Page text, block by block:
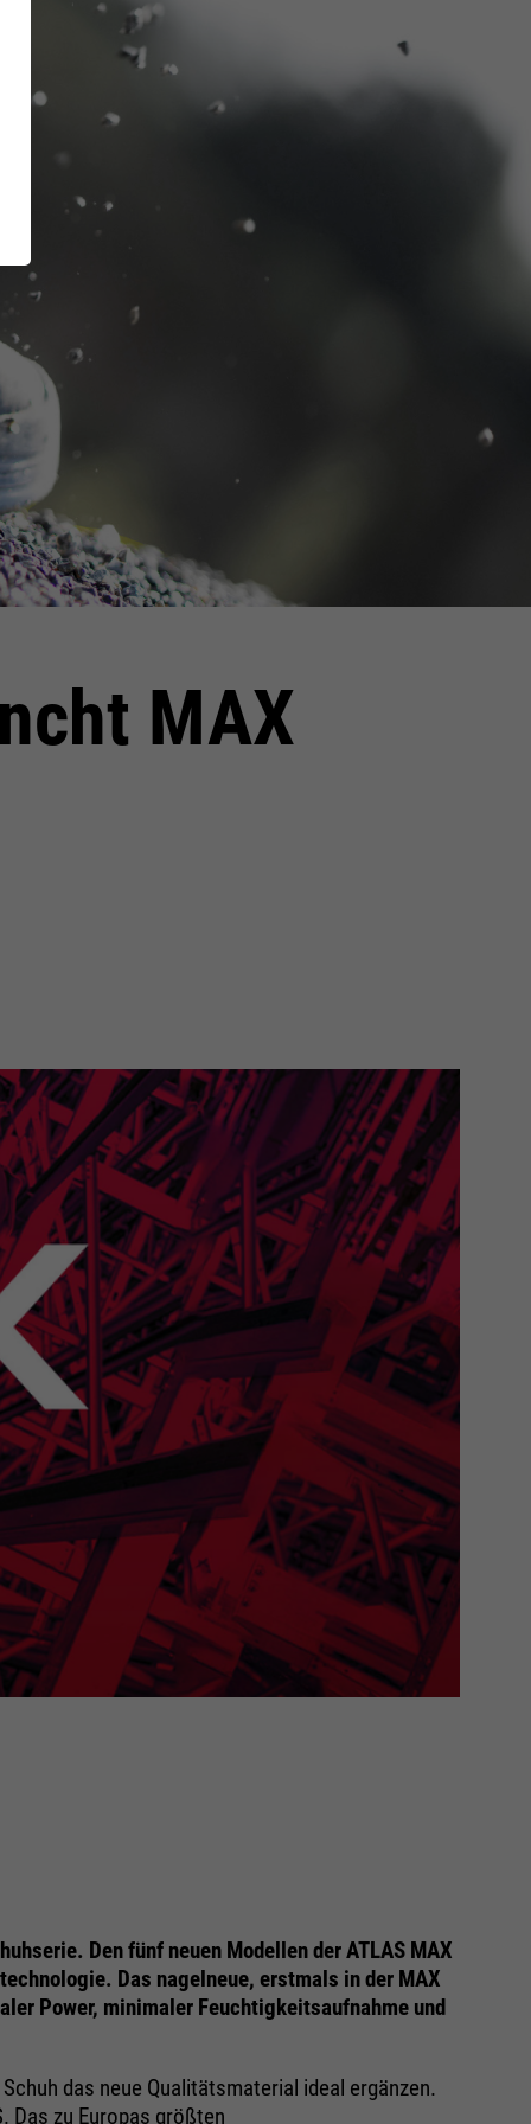
Inside
CI Shoe
MAX
Den fünf neuen Modellen der ATLAS MAX
Das nagelneue, erstmals in der MAX
Power, minimaler Feuchtigkeitsaufnahme und
das neue Qualitätsmaterial ideal ergänzen.
Das zu Europas größten